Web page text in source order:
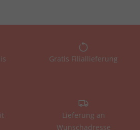
Gratis Filiallieferung
Lieferung an
Wunschadresse